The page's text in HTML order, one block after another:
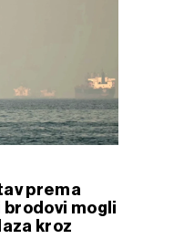
prema
mogli
kroz